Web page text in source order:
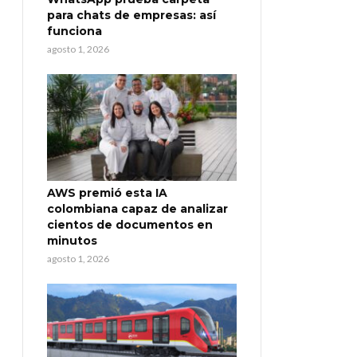
para chats de empresas: así
funciona
agosto 1, 2026
AWS premió esta IA
colombiana capaz de analizar
cientos de documentos en
minutos
agosto 1, 2026